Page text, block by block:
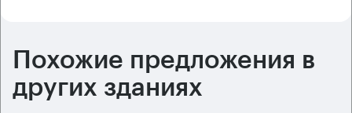
Похожие предложения в
других зданиях